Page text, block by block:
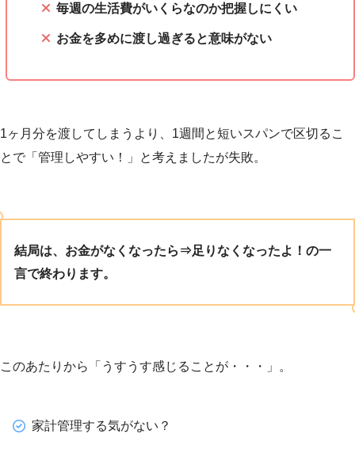
毎週の生活費がいくらなのか把握しにくい
お金を多めに渡し過ぎると意味がない
1ヶ月分を渡してしまうより、1週間と短いスパンで区切るこ
とで「管理しやすい！」と考えましたが失敗。
結局は、お金がなくなったら⇒足りなくなったよ！の一
言で終わります。
このあたりから「うすうす感じることが・・・」。
家計管理する気がない？